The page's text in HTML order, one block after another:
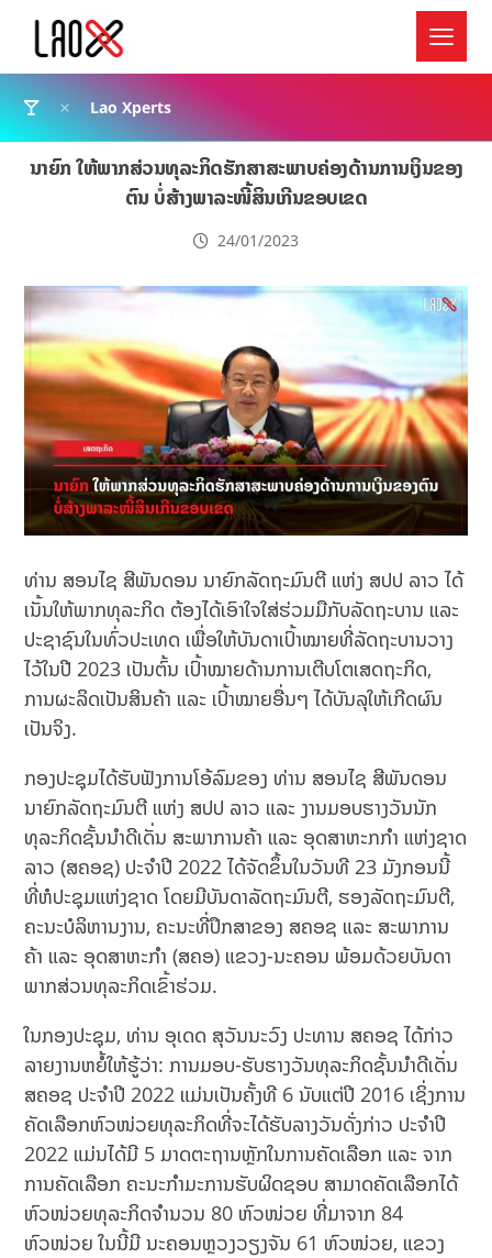
Lao Xperts
ນາຍົກ ໃຫ້ພາກສ່ວນທຸລະກິດຮັກສາສະພາບຄ່ອງດ້ານການເງິນຂອງ
ຕົນ ບໍ່ສ້າງພາລະໜີ້ສິນເກີນຂອບເຂດ
24/01/2023
ທ່ານ ສອນໄຊ ສີພັນດອນ ນາຍົກລັດ​ຖະມົນຕີ ແຫ່ງ ສປປ ລາວ ໄດ້
ເນັ້ນໃຫ້ພາກທຸ​ລະກິດ ຕ້ອງໄດ້ເອົາໃຈໃສ່ຮ່ວມມືກັບລັດຖະບານ ແລະ
ປະຊາຊົນໃນທົ່ວປະເທດ ເພື່ອໃຫ້ບັນດາເປົ້າໝາຍທີ່ລັດຖະບານວາງ
ໄວ້ໃນປີ 2023 ເປັນຕົ້ນ ເປົ້າໝາຍດ້ານການເຕີບໂຕເສດຖະ​ກິດ,
ການຜະລິດເປັນສິນຄ້າ ແລະ ເປົ້າໝາຍອື່ນໆ ໄດ້ບັນລຸໃຫ້ເກີດຜົນ
ເປັນຈິງ.
ກອງປະຊຸມໄດ້ຮັບຟັງການໂອ້ລົມຂອງ ທ່ານ ສອນໄຊ ສີພັນດອນ
ນາຍົກລັດຖະມົນຕີ ແຫ່ງ ສປປ ລາວ ແລະ ງານມອບຮາງວັນນັກ
ທຸລະກິດຊັ້ນນໍາດີເດັ່ນ ສະພາການຄ້າ ແລະ ອຸດສາຫະກກຳ ແຫ່ງຊາດ
ລາວ (ສຄອຊ) ປະຈໍາປີ 2022 ໄດ້ຈັດຂຶ້ນໃນວັນທີ 23 ມັງກອນນີ້
ທີ່ຫໍປະຊຸມແຫ່ງຊາດ ໂດຍມີບັນດາລັດ​ຖະມົນຕີ, ຮອງລັດຖະມົນຕີ,
ຄະນະບໍລິຫານງານ, ຄະນະທີ່ປຶກສາຂອງ ສຄອຊ ແລະ ສະພາການ
ຄ້າ ແລະ ອຸດສາຫະກຳ (ສຄອ) ແຂວງ-ນະຄອນ ພ້ອມດ້ວຍບັນດາ
ພາກສ່ວນທຸລະກິດເຂົ້າຮ່ວມ.
ໃນກອງປະຊຸມ, ທ່ານ ອຸເດດ ສຸວັນນະວົງ ປະທານ ສຄອຊ ໄດ້ກ່າວ
ລາຍງານຫຍໍ້ໃຫ້ຮູ້ວ່າ: ການມອບ-ຮັບຮາງວັນທຸລະກິດຊັ້ນນໍາດີເດັ່ນ
ສຄອຊ ປະຈໍາປີ 2022 ແມ່ນເປັນຄັ້ງທີ 6 ນັບແຕ່ປີ 2016 ເຊິ່ງການ
ຄັດເລືອກຫົວ​ໜ່ວຍທຸລະກິດທີ່ຈະໄດ້ຮັບລາງວັນດັ່ງກ່າວ ປະຈຳປີ
2022 ແມ່ນໄດ້ມີ 5 ມາດຕະຖານຫຼັກໃນການຄັດເລືອກ ແລະ ຈາກ
ການຄັດເລືອກ ຄະນະກໍາມະການຮັບຜິດຊອບ ສາມາດຄັດເລືອກໄດ້
ຫົວໜ່ວຍທຸລະກິດຈຳນວນ 80 ຫົວໜ່ວຍ ທີ່ມາຈາກ 84
ຫົວໜ່ວຍ ໃນນີ້ມີ ນະຄອນຫຼວງວຽງຈັນ 61 ຫົວໜ່ວຍ, ແຂວງ